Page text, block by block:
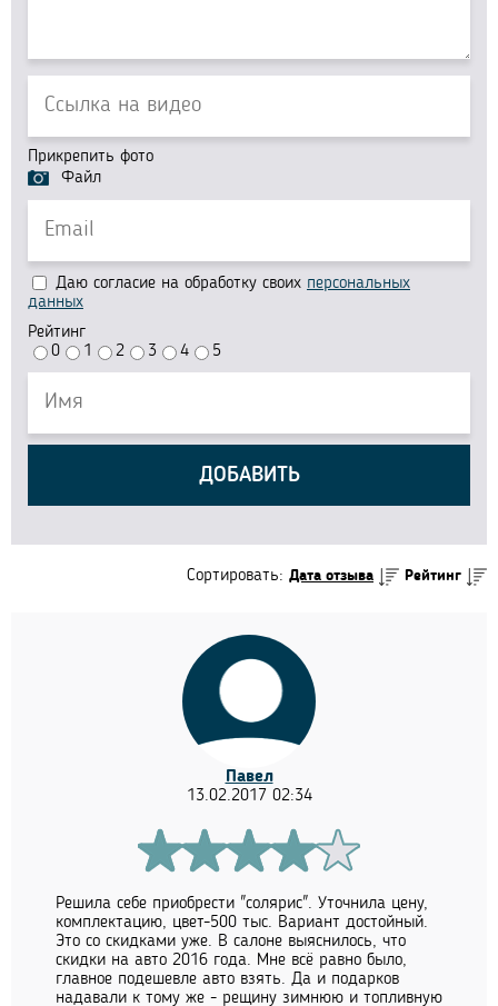
Прикрепить фото
Файл
Даю согласие на обработку своих персональных
данных
Рейтинг
0
1 2 3 4 5
ДОБАВИТЬ
Сортировать: Дата отзыва Рейтинг
Павел
13.02.2017 02:34
Решила себе приобрести "солярис". Уточнила цену,
комплектацию, цвет-500 тыс. Вариант достойный.
Это со скидками уже. В салоне выяснилось, что
скидки на авто 2016 года. Мне всё равно было,
главное подешевле авто взять. Да и подарков
надавали к тому же - рещину зимнюю и топливную